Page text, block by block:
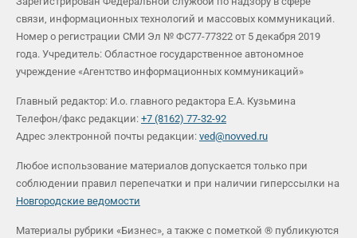
связи, информационных технологий и массовых коммуникаций.
Номер о регистрации СМИ Эл № ФС77-77322 от 5 декабря 2019
года. Учредитель: Областное государственное автономное
учреждение «Агентство информационных коммуникаций»
Главный редактор: И.о. главного редактора Е.А. Кузьмина
Телефон/факс редакции: +7 (8162) 77-32-92
Адрес электронной почты редакции: ved@novved.ru
Любое использование материалов допускается только при
соблюдении правил перепечатки и при наличии гиперссылки на
Новгородские ведомости
Материалы рубрики «Бизнес», а также с пометкой ® публикуются